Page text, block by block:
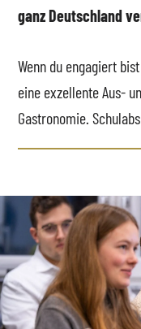
ganz Deutschland
Wenn du engagiert
eine exzellente Aus-
Gastronomie.